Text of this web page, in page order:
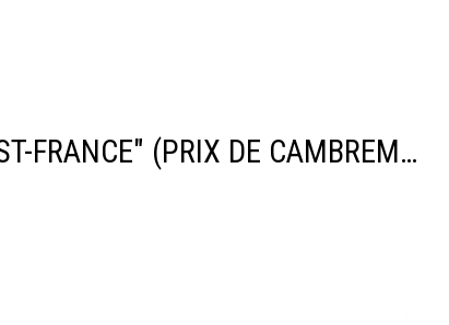
Résultats/Rapports du PRIX "OUEST-FRANCE" (PRIX DE CAMBREMER)